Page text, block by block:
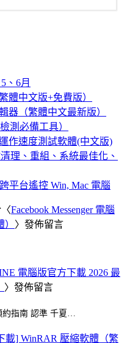
、6月
體中文版+免費版）
器（繁體中文最新版）
測必備工具）
作速度測試軟體(中文版)
清理、重組、系統最佳化、
平台遙控 Win, Mac 電腦
Facebook Messenger 電腦
〉發佈留言
電腦版官方下載 2026 最
〉發佈留言
指南 認準 千夏…
載] WinRAR 壓縮軟體（繁